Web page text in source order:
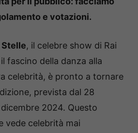
e votazioni.
Stelle, il celebre show di Rai
fascino della danza alla
celebrità, è pronto a tornare
prevista dal 28
2024. Questo
vede celebrità mai